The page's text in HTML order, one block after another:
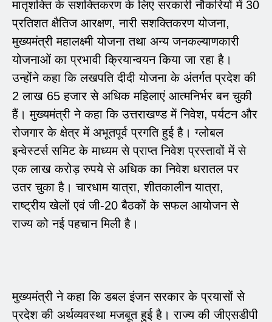
मातृशक्ति के सशक्तिकरण के लिए सरकारी नौकरियों में 30
प्रतिशत क्षैतिज आरक्षण, नारी सशक्तिकरण योजना,
मुख्यमंत्री महालक्ष्मी योजना तथा अन्य जनकल्याणकारी
योजनाओं का प्रभावी क्रियान्वयन किया जा रहा है।
उन्होंने कहा कि लखपति दीदी योजना के अंतर्गत प्रदेश की
2 लाख 65 हजार से अधिक महिलाएं आत्मनिर्भर बन चुकी
हैं। मुख्यमंत्री ने कहा कि उत्तराखण्ड में निवेश, पर्यटन और
रोजगार के क्षेत्र में अभूतपूर्व प्रगति हुई है। ग्लोबल
इन्वेस्टर्स समिट के माध्यम से प्राप्त निवेश प्रस्तावों में से
एक लाख करोड़ रुपये से अधिक का निवेश धरातल पर
उतर चुका है। चारधाम यात्रा, शीतकालीन यात्रा,
राष्ट्रीय खेलों एवं जी-20 बैठकों के सफल आयोजन से
राज्य को नई पहचान मिली है।
मुख्यमंत्री ने कहा कि डबल इंजन सरकार के प्रयासों से
प्रदेश की अर्थव्यवस्था मजबूत हुई है। राज्य की जीएसडीपी